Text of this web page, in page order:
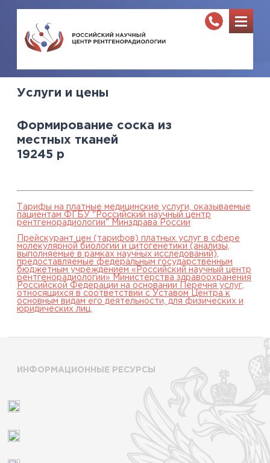
Услуги и цены
Формирование соска из
местных тканей
19245 р
Тарифы на платные медицинские услуги, оказываемые
пациентам ФГБУ "Российский научный центр
рентгенорадиологии" Минздрава России
Прейскурант цен (тарифов) платных услуг в сфере
молекулярной биологии и цитогенетики (анализы,
выполняемые в рамках научных исследований),
предоставляемые федеральным государственным
бюджетным учреждением «Российский научный центр
рентгенорадиологии» Министерства здравоохранения
Российской Федерации на основании Перечня услуг,
относящихся в соответствии с Уставом Центра к
основным видам его деятельности, для физических и
юридических лиц.
ИНФОРМАЦИОННЫЕ РЕСУРСЫ